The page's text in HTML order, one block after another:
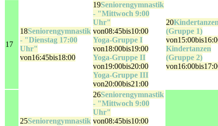
17
18Seniorengymnastik
- "Dienstag 17:00
Uhr"
von16:45bis18:00
19Seniorengymnastik
- "Mittwoch 9:00
Uhr"
von08:45bis10:00
Yoga-Gruppe I
von18:00bis19:00
Yoga-Gruppe II
von19:00bis20:00
Yoga-Gruppe III
von20:00bis21:00
20
(Gruppe 1)
Kindertanzen
(Gruppe 2)
25Seniorengymnastik
26Seniorengymnastik
- "Mittwoch 9:00
Uhr"
von08:45bis10:00